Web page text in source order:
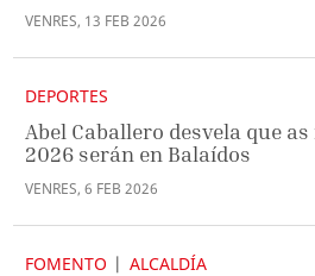
VENRES, 13 FEB 2026
DEPORTES
Abel Caballero desvela que
2026 serán en Balaídos
VENRES, 6 FEB 2026
FOMENTO ALCALDÍA